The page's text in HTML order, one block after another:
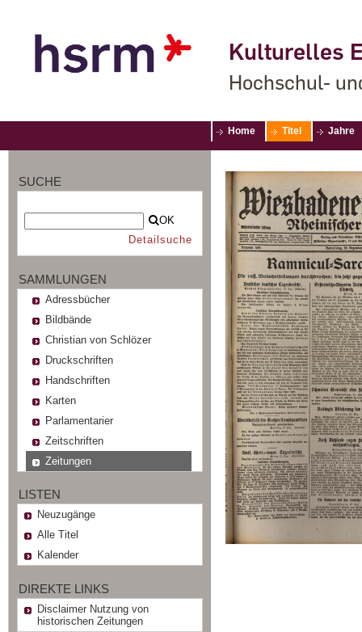
Kulturelles
Hochschul-
Home Titel Jahre
SUCHE
OK
Detailsuche
SAMMLUNGEN
Adressbücher
Bildbände
Christian von Schlözer
Druckschriften
Handschriften
Karten
Parlamentarier
Zeitschriften
Zeitungen
LISTEN
Neuzugänge
Alle Titel
Kalender
DIREKTE LINKS
Disclaimer Nutzung von
historischen Zeitungen